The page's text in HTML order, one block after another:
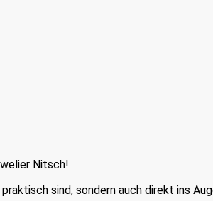
Nitsch!
sind, sondern auch direkt ins